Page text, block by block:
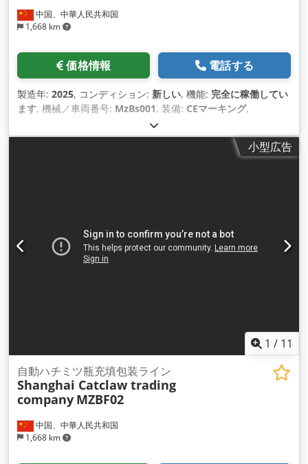
中国、中華人民共和国
1,668 km
価格情報 電話する
製造年: 2025, コンディション: 新しい, 機能: 完全に稼働してい
ます, 機械／車両番号: MzBs001, 装備: CEマーキング,
小型広告
1 / 11
中国、中華人民共和国
1,668 km
自動ハチミツ瓶充填包装ライン
Shanghai Catclaw trading
company MZBF02